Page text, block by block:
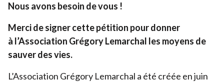
Nous avons besoin de vous !
Merci de signer cette pétition pour donner
à l’Association Grégory Lemarchal les moyens de
sauver des vies.
L’Association Grégory Lemarchal a été créée en juin